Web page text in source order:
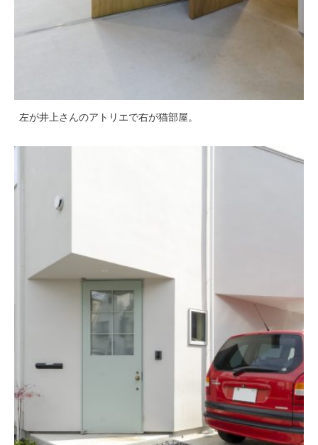
左が井上さんのアトリエで右が猫部屋。